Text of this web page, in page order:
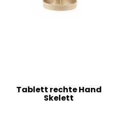
Tablett rechte Hand
Skelett